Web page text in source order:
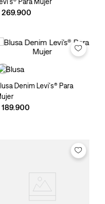
269.900
Denim Levi's® Para
189.900